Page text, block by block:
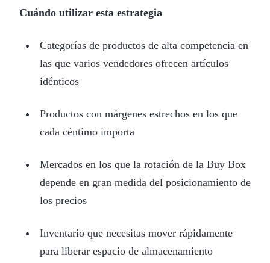
Cuándo utilizar esta estrategia
Categorías de productos de alta competencia en
las que varios vendedores ofrecen artículos
idénticos
Productos con márgenes estrechos en los que
cada céntimo importa
Mercados en los que la rotación de la Buy Box
depende en gran medida del posicionamiento de
los precios
Inventario que necesitas mover rápidamente
para liberar espacio de almacenamiento